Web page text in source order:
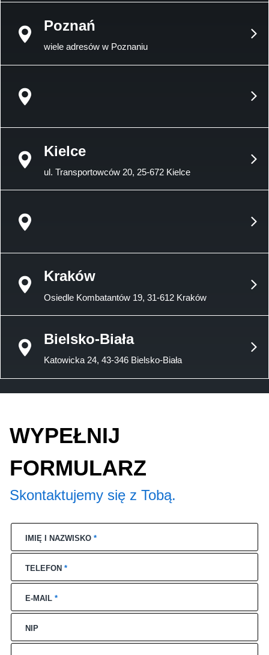
Poznań
wiele adresów w Poznaniu
Kielce
ul. Transportowców 20, 25-672 Kielce
Kraków
Osiedle Kombatantów 19, 31-612 Kraków
Bielsko-Biała
Katowicka 24, 43-346 Bielsko-Biała
WYPEŁNIJ
FORMULARZ
Skontaktujemy się z Tobą.
IMIĘ I NAZWISKO *
TELEFON *
E-MAIL *
NIP